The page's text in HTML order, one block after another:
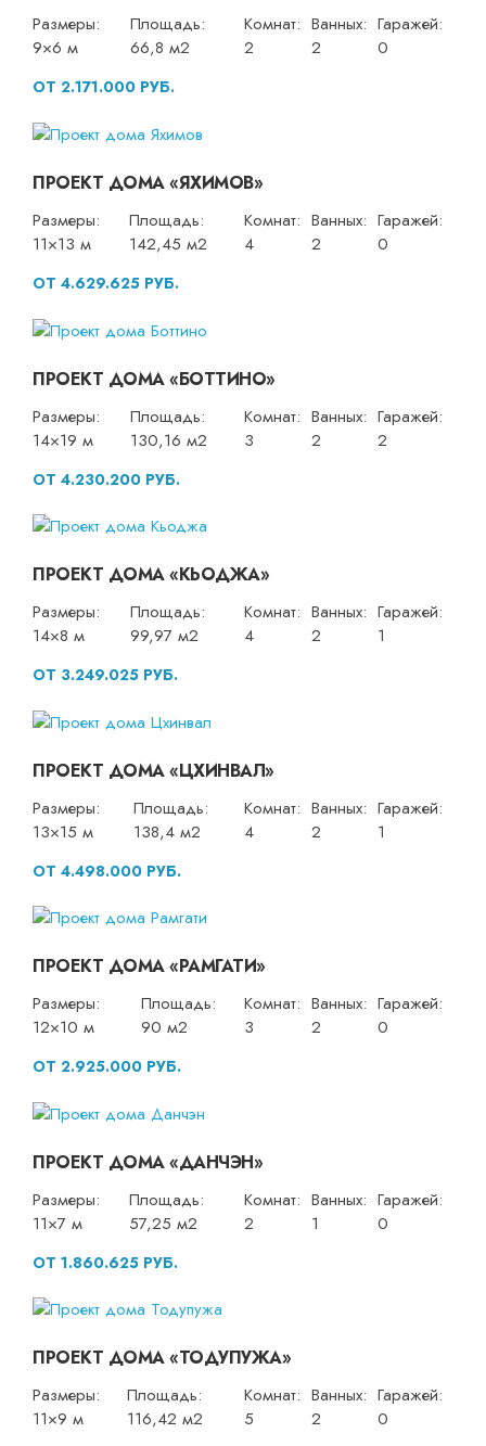
Размеры:
9×6 м
Площадь:
66,8 м2
Комнат:
2
Ванных:
2
Гаражей:
0
ОТ 2.171.000 РУБ.
ПРОЕКТ ДОМА «ЯХИМОВ»
Размеры:
11×13 м
Площадь:
142,45 м2
Комнат:
4
Ванных:
2
Гаражей:
0
ОТ 4.629.625 РУБ.
ПРОЕКТ ДОМА «БОТТИНО»
Размеры:
14×19 м
Площадь:
130,16 м2
Комнат:
3
Ванных:
2
Гаражей:
2
ОТ 4.230.200 РУБ.
ПРОЕКТ ДОМА «КЬОДЖА»
Размеры:
14×8 м
Площадь:
99,97 м2
Комнат:
4
Ванных:
2
Гаражей:
1
ОТ 3.249.025 РУБ.
ПРОЕКТ ДОМА «ЦХИНВАЛ»
Размеры:
13×15 м
Площадь:
138,4 м2
Комнат:
4
Ванных:
2
Гаражей:
1
ОТ 4.498.000 РУБ.
ПРОЕКТ ДОМА «РАМГАТИ»
Размеры:
12×10 м
Площадь:
90 м2
Комнат:
3
Ванных:
2
Гаражей:
0
ОТ 2.925.000 РУБ.
ПРОЕКТ ДОМА «ДАНЧЭН»
Размеры:
11×7 м
Площадь:
57,25 м2
Комнат:
2
Ванных:
1
Гаражей:
0
ОТ 1.860.625 РУБ.
ПРОЕКТ ДОМА «ТОДУПУЖА»
Размеры:
11×9 м
Площадь:
116,42 м2
Комнат:
5
Ванных:
2
Гаражей:
0